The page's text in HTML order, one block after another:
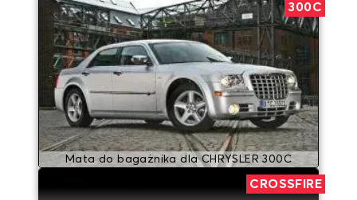
300C
Mata do bagażnika dla CHRYSLER 300C
CROSSFIRE